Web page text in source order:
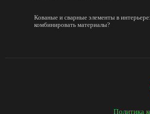
Кованые и сварные элементы в
комбинировать материалы?
Политика